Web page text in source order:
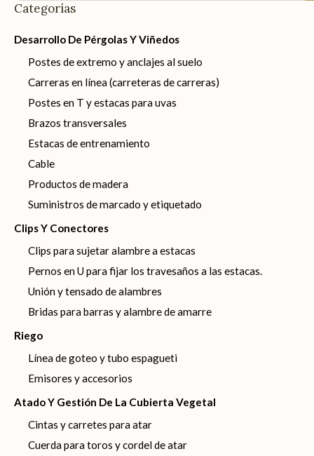
Categorías
Desarrollo De Pérgolas Y Viñedos
Postes de extremo y anclajes al suelo
Carreras en línea (carreteras de carreras)
Postes en T y estacas para uvas
Brazos transversales
Estacas de entrenamiento
Cable
Productos de madera
Suministros de marcado y etiquetado
Clips Y Conectores
Clips para sujetar alambre a estacas
Pernos en U para fijar los travesaños a las estacas.
Unión y tensado de alambres
Bridas para barras y alambre de amarre
Riego
Línea de goteo y tubo espagueti
Emisores y accesorios
Atado Y Gestión De La Cubierta Vegetal
Cintas y carretes para atar
Cuerda para toros y cordel de atar